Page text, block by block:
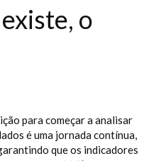
o
para começar a analisar
é uma jornada contínua,
que os indicadores